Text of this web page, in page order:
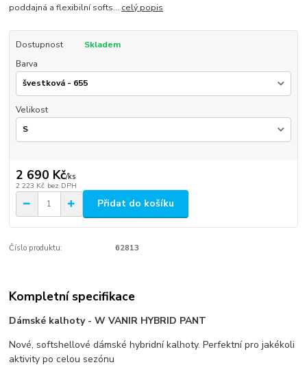
poddajná a flexibilní softs... celý popis
Dostupnost
Skladem
Barva
Velikost
2 690 Kč/ks
2 223 Kč bez DPH
Přidat do košíku
Číslo produktu: 62813
Kompletní specifikace
Dámské kalhoty - W VANIR HYBRID PANT
Nové, softshellové dámské hybridní kalhoty. Perfektní pro jakékoli
aktivity po celou sezónu